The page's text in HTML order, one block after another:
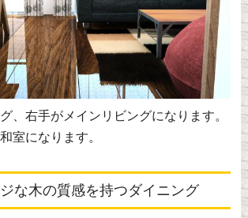
、右手がメインリビングになります。
室になります。
な木の質感を持つダイニング